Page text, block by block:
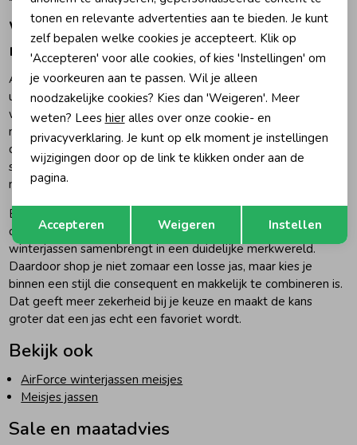
Waarom AirForce goed werkt binnen
meisjesjassen
AirForce heeft binnen meisjesjassen een herkenbare
uitstraling die modebewust oogt zonder onpraktisch te
worden. Dat is juist prettig voor ouders die een jas zoeken die
niet alleen mooi is op het moment van kopen, maar ook
daarna makkelijk blijft in dagelijks gebruik. Het merk voelt
stoer en verzorgd tegelijk, waardoor het goed aansluit bij
meisjes die een jas willen met uitstraling én comfort.
Binnen deze categorie komt dat extra sterk naar voren
doordat AirForce modellen zoals bomberjacks, parka’s en
winterjassen samenbrengt in een duidelijke merkwereld.
Daardoor shop je niet zomaar een losse jas, maar kies je
binnen een stijl die consequent en makkelijk te combineren is.
Dat geeft meer zekerheid bij je keuze en maakt de kans
groter dat een jas echt een favoriet wordt.
Bekijk ook
AirForce winterjassen meisjes
Meisjes jassen
Sale en maatadvies
Opslaan
tonen en relevante advertenties aan te bieden. Je kunt
zelf bepalen welke cookies je accepteert. Klik op
'Accepteren' voor alle cookies, of kies 'Instellingen' om
je voorkeuren aan te passen. Wil je alleen
noodzakelijke cookies? Kies dan 'Weigeren'. Meer
weten? Lees hieralles over onze cookie- en
privacyverklaring. Je kunt op elk moment je instellingen
wijzigingen door op de link te klikken onder aan de
pagina.
Accepteren Weigeren Instellen